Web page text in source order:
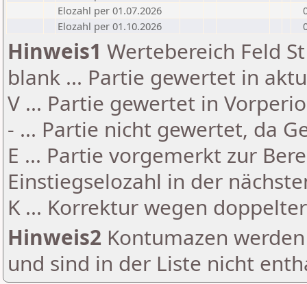
Elozahl per 01.07.2026
Elozahl per 01.10.2026
Hinweis1 Wertebereich Feld
blank ... Partie gewertet in
V ... Partie gewertet in
- ... Partie nicht gewertet, da
E ... Partie vorgemerkt zur
Einstiegselozahl in der
K ... Korrektur wegen
Hinweis2 Kontumazen
und sind in der Liste nicht